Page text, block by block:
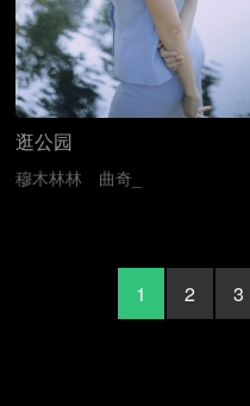
逛公园
穆木林林 曲奇_
1 2 3